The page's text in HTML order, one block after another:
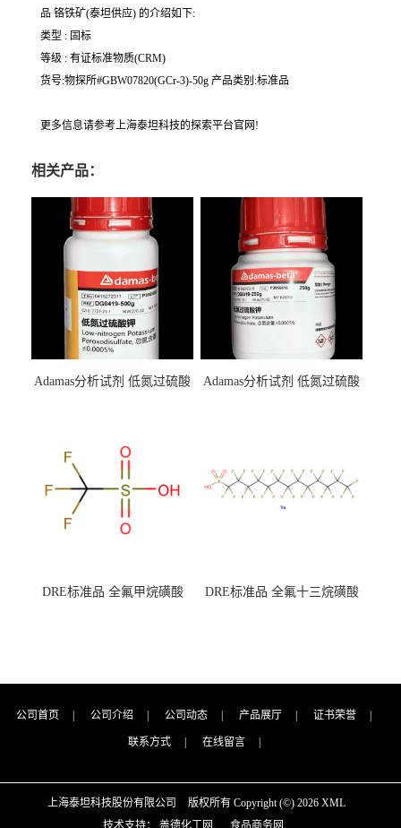
品 铬铁矿(泰坦供应) 的介绍如下:
类型 : 固标
等级 : 有证标准物质(CRM)
货号:物探所#GBW07820(GCr-3)-50g 产品类别:标准品
更多信息请参考上海泰坦科技的探索平台官网!
相关产品：
Adamas分析试剂 低氮过硫酸
（泰坦现货供应）
Adamas分析试剂 低氮过硫酸
DRE标准品 全氟甲烷磺酸
DRE标准品 全氟十三烷磺酸
公司首页 公司介绍 公司动态 产品展厅 证书荣誉
联系方式 在线留言
上海泰坦科技股份有限公司 版权所有 Copyright (©) 2026 XML
技术支持： 盖德化工网 食品商务网